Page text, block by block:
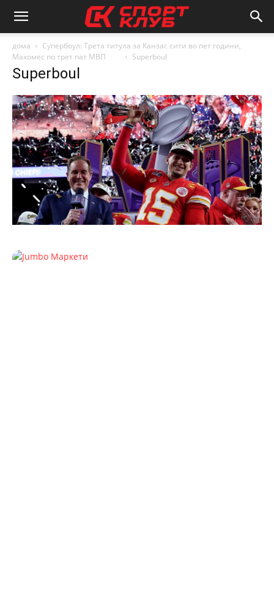
дома
Супербоул: Трета титула за Канзас сити во пет години,
Махомес по трет пат МВП
Superboul
Superboul